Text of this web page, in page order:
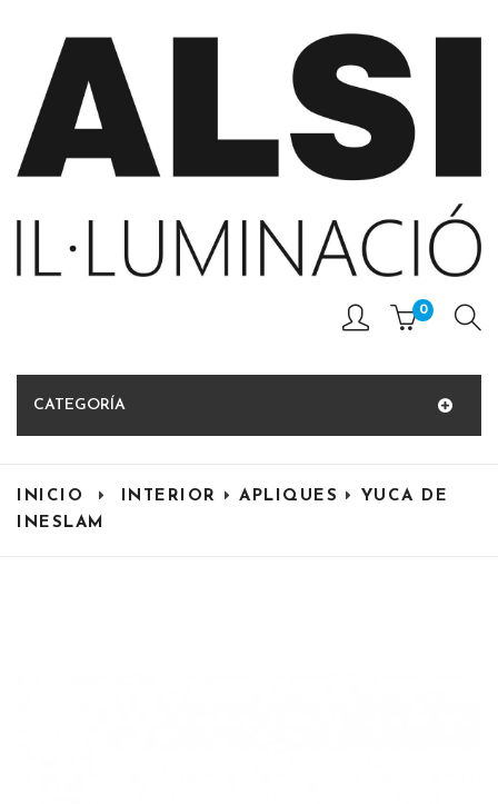
0
CATEGORÍA
INICIO INTERIOR APLIQUES
YUCA DE
INESLAM